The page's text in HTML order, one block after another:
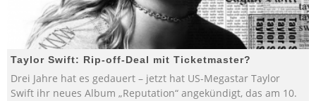
Taylor Swift: Rip-off-Deal mit Ticketmaster?
Drei Jahre hat es gedauert – jetzt hat US-Megastar Taylor
Swift ihr neues Album „Reputation“ angekündigt, das am 10.